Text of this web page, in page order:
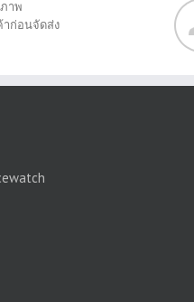
าพ
าก่อนจัดส่ง